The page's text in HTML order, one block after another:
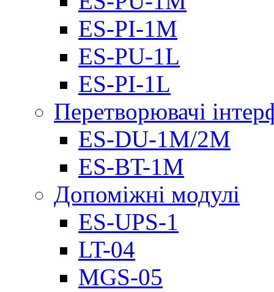
ES-PI-1M
ES-PU-1L
ES-PI-1L
Перетворювачі
ES-DU-1M/2M
ES-BT-1M
Допоміжні модулі
ES-UPS-1
LT-04
МGS-05